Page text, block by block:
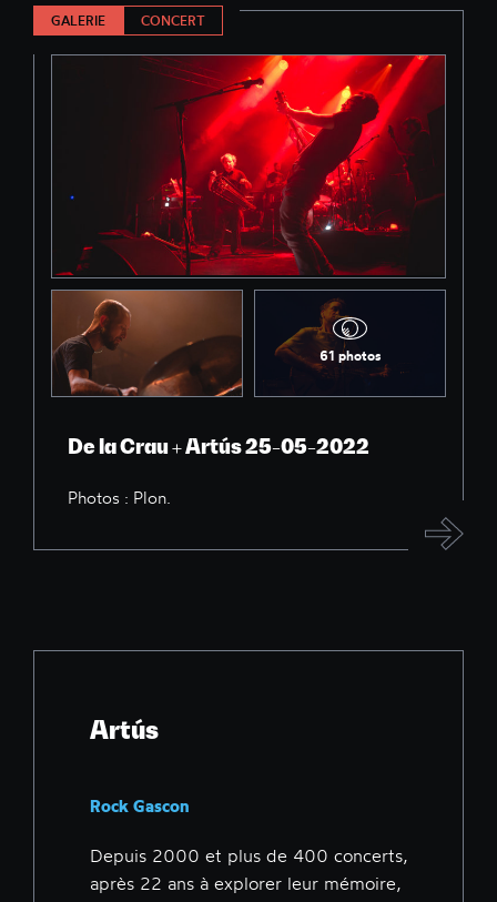
GALERIE CONCERT
61 photos
De la Crau + Artús 25-05-2022
Photos : Plon.
Artús
Rock Gascon
Depuis 2000 et plus de 400 concerts,
après 22 ans à explorer leur mémoire,